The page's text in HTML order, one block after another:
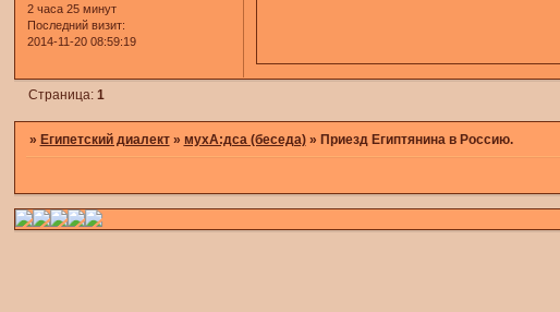
2 часа 25 минут
Последний визит:
2014-11-20 08:59:19
Страница: 1
» Египетский диалект » мухА:дса (беседа) » Приезд Египтянина в Россию.